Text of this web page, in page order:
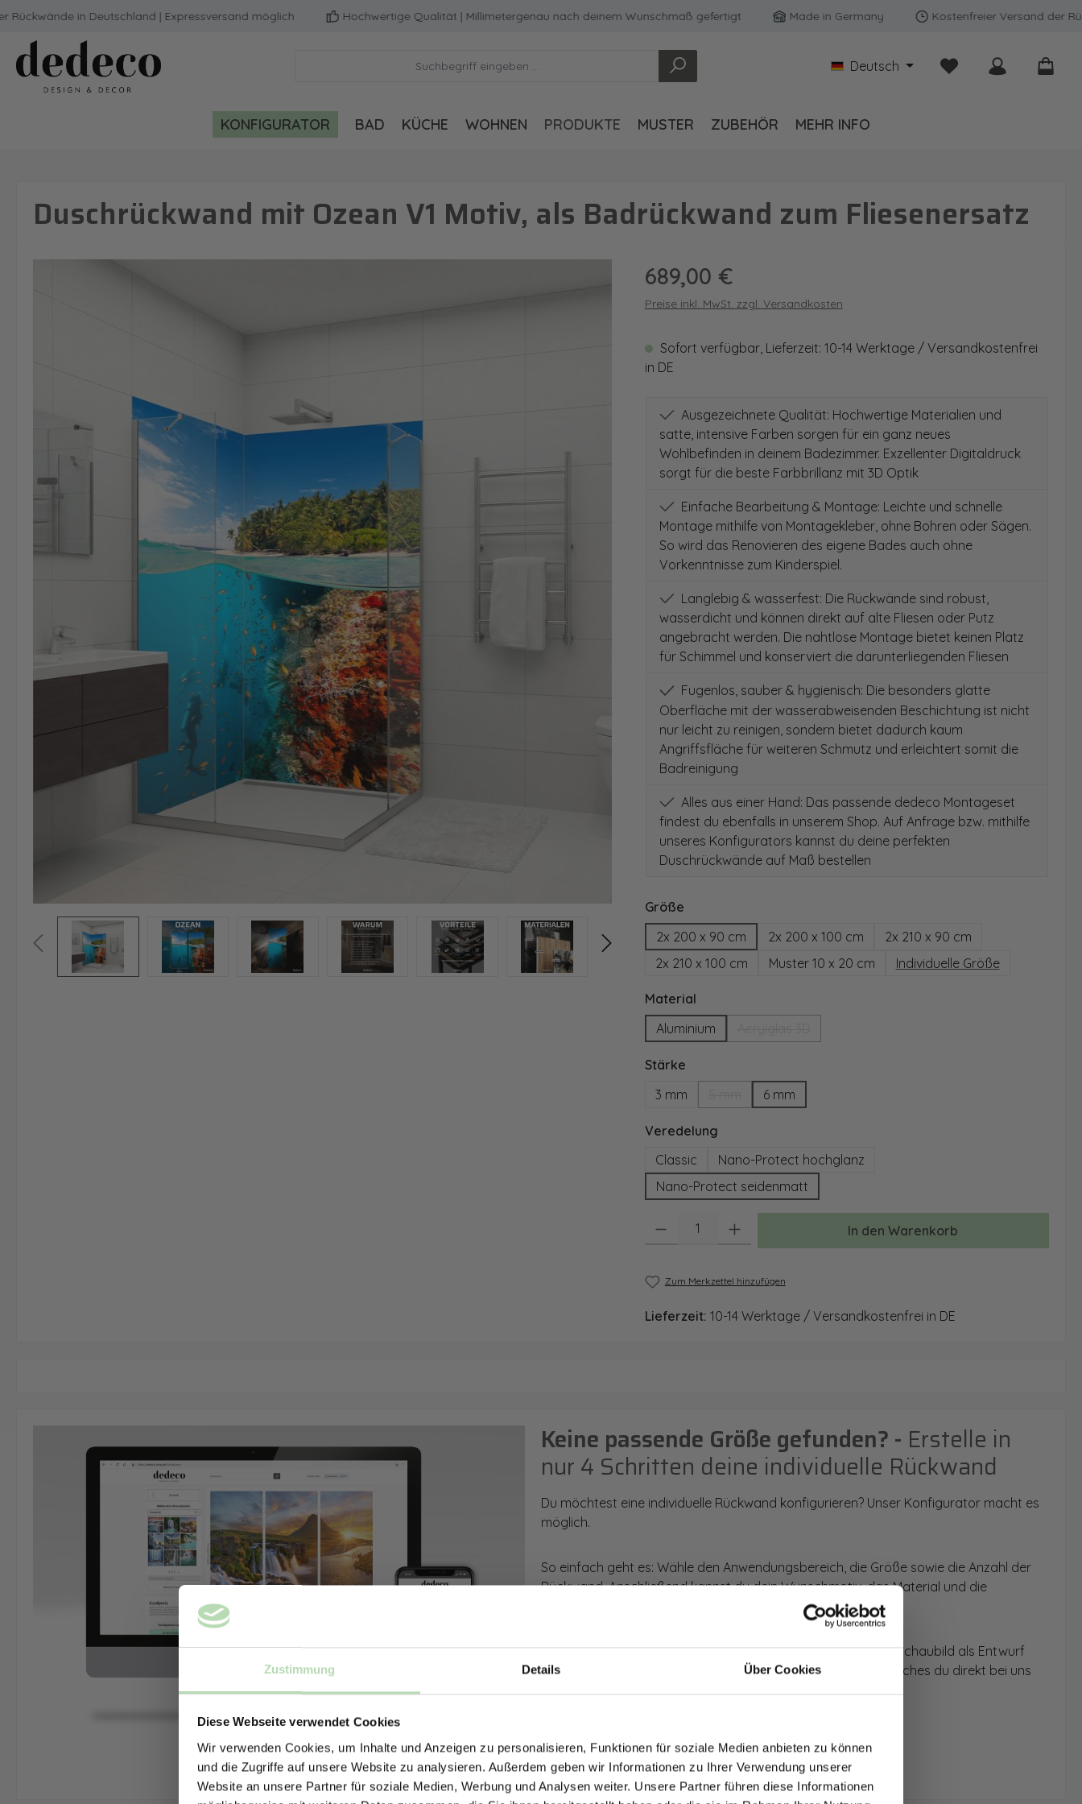
Zustimmung Details Über Cookies
Diese Webseite verwendet Cookies
Wir verwenden Cookies, um Inhalte und Anzeigen zu personalisieren, Funktionen für soziale Medien anbieten zu können
und die Zugriffe auf unsere Website zu analysieren. Außerdem geben wir Informationen zu Ihrer Verwendung unserer
Website an unsere Partner für soziale Medien, Werbung und Analysen weiter. Unsere Partner führen diese Informationen
Hauptinhalt springen
Zur Suche springen
Zur Hauptnavigation springen
in Deutschland | Expressversand möglich Hochwertige Qualität | Millimetergenau nach deinem Wunschmaß gefertigt Made in Germany Kostenfreier Versand der
Deutsch Du hast 0 Produkte
KONFIGURATOR BAD KÜCHE WOHNEN PRODUKTE MUSTER ZUBEHÖR MEHR INFO
Duschrückwand mit Ozean V1 Motiv, als Badrückwand zum Fliesenersatz
Regulärer Preis:
689,00 €
Preise inkl. MwSt. zzgl. Versandkosten
Sofort verfügbar, Lieferzeit: 10-14 Werktage / Versandkostenfrei
in DE
Ausgezeichnete Qualität: Hochwertige Materialien und
satte, intensive Farben sorgen für ein ganz neues
Wohlbefinden in deinem Badezimmer. Exzellenter Digitaldruck
sorgt für die beste Farbbrillanz mit 3D Optik
Einfache Bearbeitung & Montage: Leichte und schnelle
Montage mithilfe von Montagekleber, ohne Bohren oder Sägen.
So wird das Renovieren des eigene Bades auch ohne
Vorkenntnisse zum Kinderspiel.
Langlebig & wasserfest: Die Rückwände sind robust,
wasserdicht und können direkt auf alte Fliesen oder Putz
angebracht werden. Die nahtlose Montage bietet keinen Platz
für Schimmel und konserviert die darunterliegenden Fliesen
Fugenlos, sauber & hygienisch: Die besonders glatte
Oberfläche mit der wasserabweisenden Beschichtung ist nicht
nur leicht zu reinigen, sondern bietet dadurch kaum
Angriffsfläche für weiteren Schmutz und erleichtert somit die
Badreinigung
Alles aus einer Hand: Das passende dedeco Montageset
findest du ebenfalls in unserem Shop. Auf Anfrage bzw. mithilfe
unseres Konfigurators kannst du deine perfekten
Duschrückwände auf Maß bestellen
Größeauswählen
2x 200 x 90 cm
2x 200 x 100 cm
2x 210 x 90 cm
2x 210 x 100 cm
Muster 10 x 20 cm Individuelle Größe
Materialauswählen
Aluminium
Stärkeauswählen
3 mm
(Diese Option ist zurzeit nicht verfügbar.)
6 mm
Veredelungauswählen
Classic
Nano-Protect hochglanz
Nano-Protect seidenmatt
Produkt Anzahl: Gib den gewünschten Wert ein oder benutze die Schaltflächen
In den Warenkorb
Zum Merkzettel hinzufügen
Lieferzeit: 10-14 Werktage / Versandkostenfrei in DE
Keine passende Größe gefunden? - Erstelle in
nur 4 Schritten deine individuelle Rückwand
Du möchtest eine individuelle Rückwand konfigurieren? Unser Konfigurator macht es
möglich.
So einfach geht es: Wähle den Anwendungsbereich, die Größe sowie die Anzahl der
Rückwand. Anschließend kannst du dein Wunschmotiv, das Material und die
Mithilfe unseres Konfigurators werden dir die Rückwände im Schaubild als Entwurf
dargestellt. Parallel erhältst du dein individuelles Angebot, welches du direkt bei uns
bestellen kannst.
Zum Konfigurator
Jetzt zum Newsletter anmelden.